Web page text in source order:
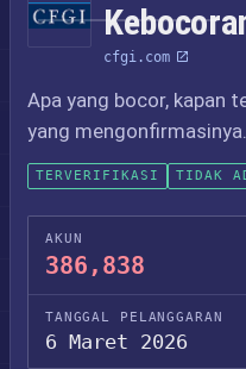
cfgi.com
Apa yang bocor, kapan
yang mengonfirmasinya.
TERVERIFIKASI TIDAK
AKUN
386,838
TANGGAL PELANGGARAN
6 Maret 2026